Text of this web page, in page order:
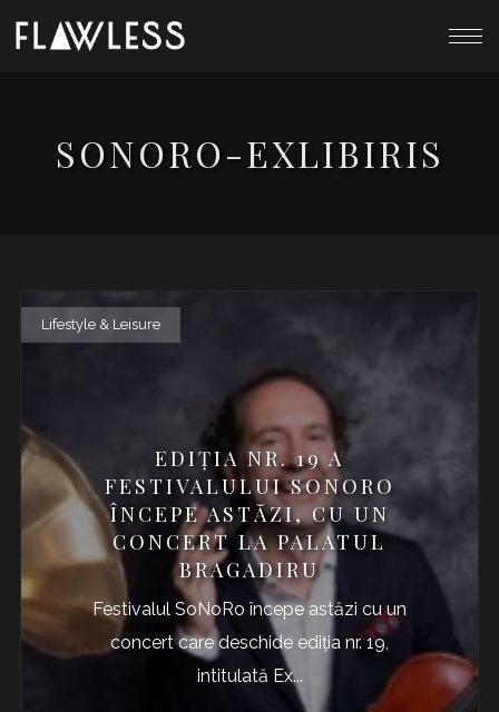
SONORO-EXLIBIRIS
Lifestyle & Leisure
EDIȚIA NR. 19 A
FESTIVALULUI SONORO
ÎNCEPE ASTĂZI, CU UN
CONCERT LA PALATUL
BRAGADIRU
Festivalul SoNoRo începe astăzi cu un
concert care deschide ediția nr. 19,
intitulată Ex...